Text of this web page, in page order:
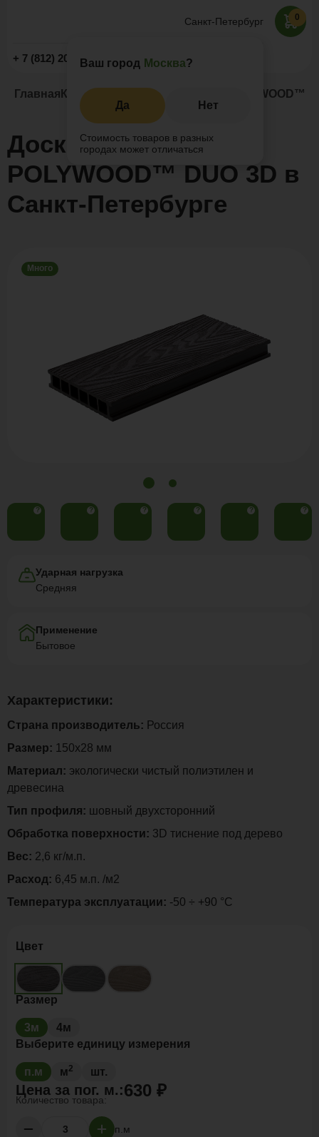
Санкт-Петербург
Ваш город Москва?
Да Нет
Стоимость товаров в разных
городах может отличаться
+ 7 (812) 209-19-59 Заказать звонок
0
Главная Каталог Террасная доска ДПК POLYWOOD™
Доска террасная
POLYWOOD™ DUO 3D в
Санкт-Петербурге
Много
? ? ? ? ? ?
Цвет
Размер
3м
4м
Выберите единицу измерения
п.м м2 шт.
Цена за пог. м.:630 ₽
Количество товара:
п.м
Ударная нагрузка
Средняя
Применение
Бытовое
Характеристики:
Страна производитель: Россия
Размер: 150х28 мм
Материал: экологически чистый полиэтилен и
древесина
Тип профиля: шовный двухсторонний
Обработка поверхности: 3D тиснение под дерево
Вес: 2,6 кг/м.п.
Расход: 6,45 м.п. /м2
Температура эксплуатации: -50 ÷ +90 °C